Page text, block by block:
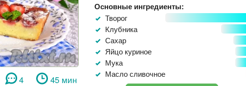
4 45 мин
Основные ингредиенты:
Творог
Клубника
Сахар
Яйцо куриное
Мука
Масло сливочное